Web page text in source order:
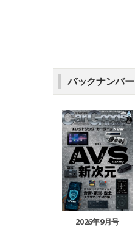
バックナンバー
2026年9月号